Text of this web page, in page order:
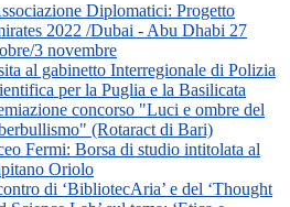
Diplomatici: Progetto
2022 /Dubai - Abu Dhabi 27
3 novembre
al gabinetto Interregionale di Polizia
per la Puglia e la Basilicata
concorso "Luci e ombre del
(Rotaract di Bari)
Fermi: Borsa di studio intitolata al
Oriolo
di ‘BibliotecAria’ e del ‘Thought